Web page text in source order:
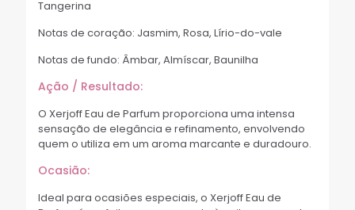
Tangerina
Notas de coração: Jasmim, Rosa, Lírio-do-vale
Notas de fundo: Âmbar, Almíscar, Baunilha
Ação / Resultado:
O Xerjoff Eau de Parfum proporciona uma intensa
sensação de elegância e refinamento, envolvendo
quem o utiliza em um aroma marcante e duradouro.
Ocasião:
Ideal para ocasiões especiais, o Xerjoff Eau de